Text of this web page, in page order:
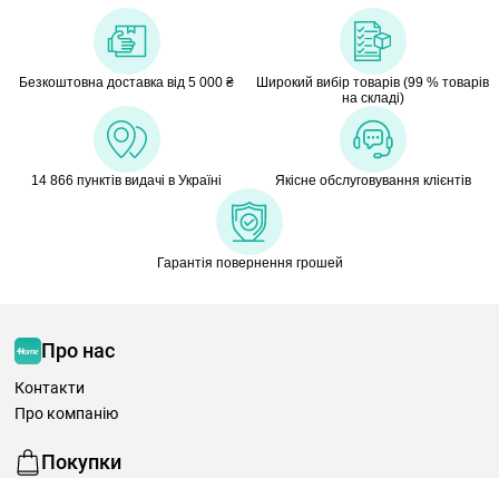
Безкоштовна доставка від 5 000 ₴
Широкий вибір товарів (99 % товарів
на складі)
14 866 пунктів видачі в Україні Якісне обслуговування клієнтів
Гарантія повернення грошей
Про нас
Контакти
Про компанію
Покупки